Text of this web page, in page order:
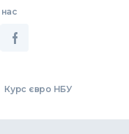
Курс євро НБУ